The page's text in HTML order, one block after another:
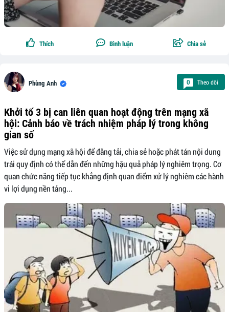
Thích Bình luận Chia sẻ
Phùng Anh 0 Theo dõi
Khởi tố 3 bị can liên quan hoạt động trên mạng xã
hội: Cảnh báo về trách nhiệm pháp lý trong không
gian số
Việc sử dụng mạng xã hội để đăng tải, chia sẻ hoặc phát tán nội dung
trái quy định có thể dẫn đến những hậu quả pháp lý nghiêm trọng. Cơ
quan chức năng tiếp tục khẳng định quan điểm xử lý nghiêm các hành
vi lợi dụng nền tảng...